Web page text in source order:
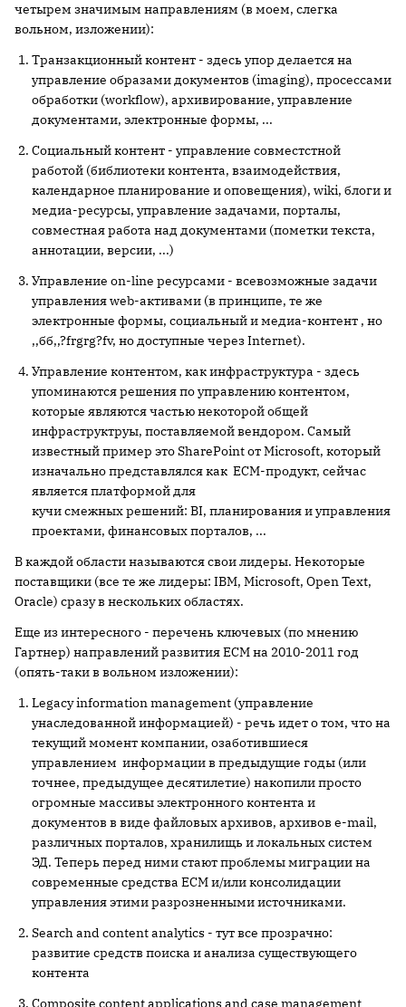
четырем значимым направлениям (в моем, слегка
вольном, изложении):
Транзакционный контент - здесь упор делается на
управление образами документов (imaging), просессами
обработки (workflow), архивирование, управление
документами, электронные формы, ...
Социальный контент - управление совместстной
работой (библиотеки контента, взаимодействия,
календарное планирование и оповещения), wiki, блоги и
медиа-ресурсы, управление задачами, порталы,
совместная работа над документами (пометки текста,
аннотации, версии, ...)
Управление on-line ресурсами - всевозможные задачи
управления web-активами (в принципе, те же
электронные формы, социальный и медиа-контент , но
,,бб,,?frgrg?fv, но доступные через Internet).
Управление контентом, как инфраструктура - здесь
упоминаются решения по управлению контентом,
которые являются частью некоторой общей
инфраструктруы, поставляемой вендором. Самый
известный пример это SharePoint от Microsoft, который
изначально представлялся как ECM-продукт, сейчас
является платформой для
кучи смежных решений: BI, планирования и управления
проектами, финансовых порталов, ...
В каждой области называются свои лидеры. Некоторые
поставщики (все те же лидеры: IBM, Microsoft, Open Text,
Oracle) сразу в нескольких областях.
Еще из интересного - перечень ключевых (по мнению
Гартнер) направлений развития ECM на 2010-2011 год
(опять-таки в вольном изложении):
Legacy information management (управление
унаследованной информацией) - речь идет о том, что на
текущий момент компании, озаботившиеся
управлением информации в предыдущие годы (или
точнее, предыдущее десятилетие) накопили просто
огромные массивы электронного контента и
документов в виде файловых архивов, архивов e-mail,
различных порталов, хранилищь и локальных систем
ЭД. Теперь перед ними стают проблемы миграции на
современные средства ECM и/или консолидации
управления этими разрозненными источниками.
Search and content analytics - тут все прозрачно:
развитие средств поиска и анализа существующего
контента
Composite content applications and case management